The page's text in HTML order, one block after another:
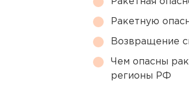
Ракетную
Возвращение
Чем опасны
регионы РФ